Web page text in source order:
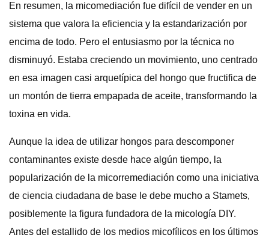
En resumen, la micomediación fue difícil de vender en un
sistema que valora la eficiencia y la estandarización por
encima de todo. Pero el entusiasmo por la técnica no
disminuyó. Estaba creciendo un movimiento, uno centrado
en esa imagen casi arquetípica del hongo que fructifica de
un montón de tierra empapada de aceite, transformando la
toxina en vida.
Aunque la idea de utilizar hongos para descomponer
contaminantes existe desde hace algún tiempo, la
popularización de la micorremediación como una iniciativa
de ciencia ciudadana de base le debe mucho a Stamets,
posiblemente la figura fundadora de la micología DIY.
Antes del estallido de los medios micofílicos en los últimos